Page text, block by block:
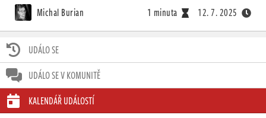
UDÁLO SE
UDÁLO SE V KOMUNITĚ
KALENDÁŘ UDÁLOSTÍ
Michal Burian 1 minuta 12. 7. 2025